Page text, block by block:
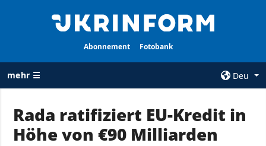
Abonnement Fotobank
mehr ☰
Deu
ALLE
AGENTUR
Rada ratifiziert EU-Kredit in
Höhe von €90 Milliarden